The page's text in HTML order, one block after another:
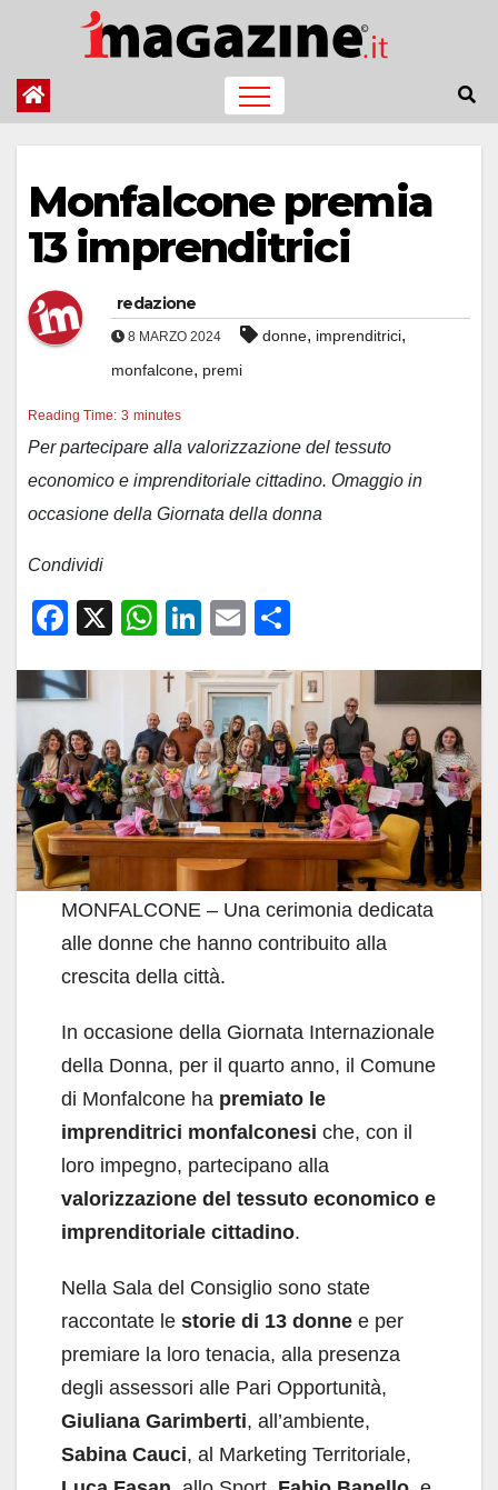
contenuto
Monfalcone premia
13 imprenditrici
redazione
8 MARZO 2024 donne, imprenditrici,
monfalcone, premi
Reading Time: 3 minutes
Per partecipare alla valorizzazione del tessuto
economico e imprenditoriale cittadino. Omaggio in
occasione della Giornata della donna
Condividi
F
c
e
b
o
o
k
X
W
at
s
A
p
p
Li
k
e
dI
n
E
ail n
di
vi
di
MONFALCONE – Una cerimonia dedicata
alle donne che hanno contribuito alla
crescita della città.
In occasione della Giornata Internazionale
della Donna, per il quarto anno, il Comune
di Monfalcone ha premiato le
imprenditrici monfalconesi che, con il
loro impegno, partecipano alla
valorizzazione del tessuto economico e
imprenditoriale cittadino.
Nella Sala del Consiglio sono state
raccontate le storie di 13 donne e per
premiare la loro tenacia, alla presenza
degli assessori alle Pari Opportunità,
Giuliana Garimberti, all’ambiente,
Sabina Cauci, al Marketing Territoriale,